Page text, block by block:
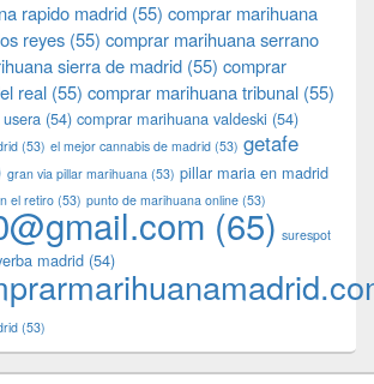
rapido madrid (55) comprar marihuana
reyes (55) comprar marihuana serrano
sierra de madrid (55) comprar
real (55) comprar marihuana tribunal (55)
(54) comprar marihuana valdeski (54)
(53) el mejor cannabis de madrid (53) getafe
gran via pillar marihuana (53) pillar maria en madrid
el retiro (53) punto de marihuana online (53)
(65) surespot
madrid (54)
(53)